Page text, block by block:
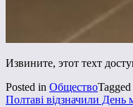
Извините, этот техт
Posted in ОбществоTagged
Полтаві відзначили День